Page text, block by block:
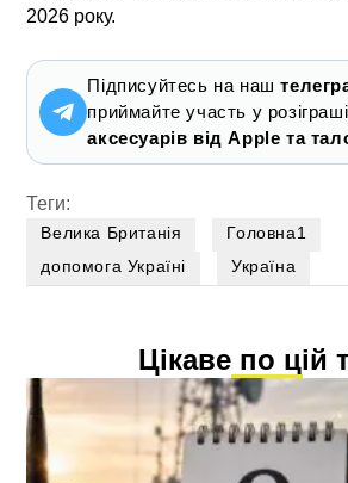
2026 року.
Підписуйтесь на наш
приймайте участь у розіграші
аксесуарів від Apple та
Теги:
Велика Британія
Головна1
допомога Україні
Україна
Цікаве по цій